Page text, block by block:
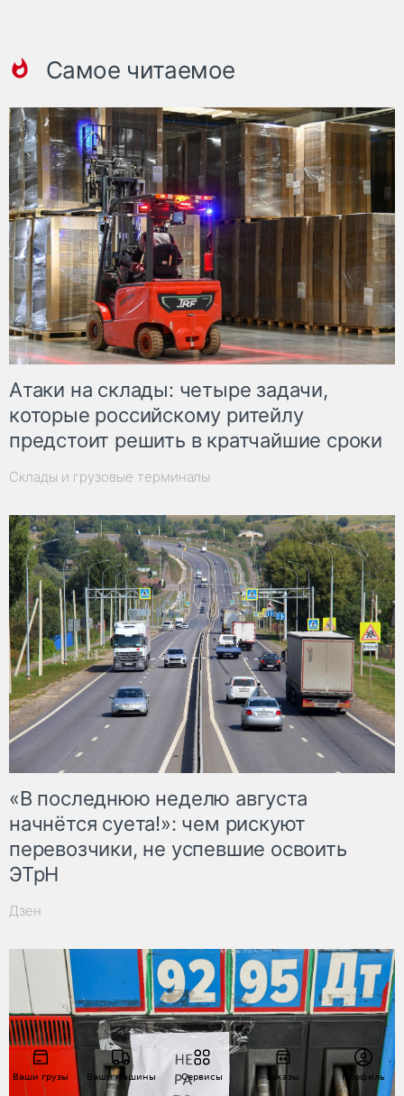
Ваши грузы Ваши машины Сервисы Заказы Профиль
Самое читаемое
Атаки на склады: четыре задачи,
которые российскому ритейлу
предстоит решить в кратчайшие сроки
Склады и грузовые терминалы
«В последнюю неделю августа
начнётся суета!»: чем рискуют
перевозчики, не успевшие освоить
ЭТрН
Дзен